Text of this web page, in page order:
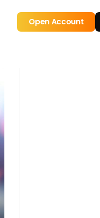
Open Account